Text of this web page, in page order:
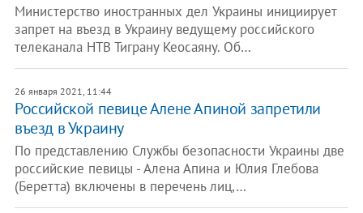
Министерство иностранных дел Украины инициирует
запрет на въезд в Украину ведущему российского
телеканала НТВ Тиграну Кеосаяну. Об…
26 января 2021, 11:44
Российской певице Алене Апиной запретили
въезд в Украину
По представлению Службы безопасности Украины две
российские певицы - Алена Апина и Юлия Глебова
(Беретта) включены в перечень лиц,…